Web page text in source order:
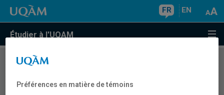
FR EN
Étudier à l'UQAM
COURS//
de l'acte d'enseigner au secondaire et intégration
Préférences en matière de témoins